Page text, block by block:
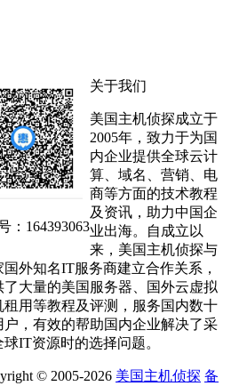
：164393063
关于我们
美国主机侦探成立于
2005年，致力于为国
内企业提供全球云计
算、域名、营销、电
商等方面的技术教程
及资讯，助力中国企
业出海。自成立以
来，美国主机侦探与
国外知名IT服务商建立合作关系，
了大量的美国服务器、国外云虚拟
租用等教程及评测，服务国内数十
户，有效的帮助国内企业解决了采
球IT资源时的选择问题。
© 2005-2026 美国主机侦探 备